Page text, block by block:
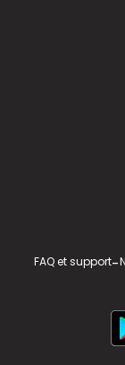
FAQ et support-